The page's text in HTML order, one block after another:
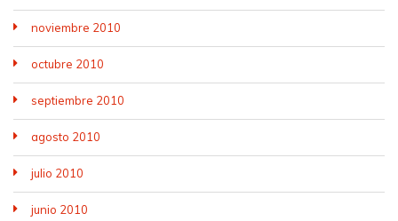
noviembre 2010
octubre 2010
septiembre 2010
agosto 2010
julio 2010
junio 2010